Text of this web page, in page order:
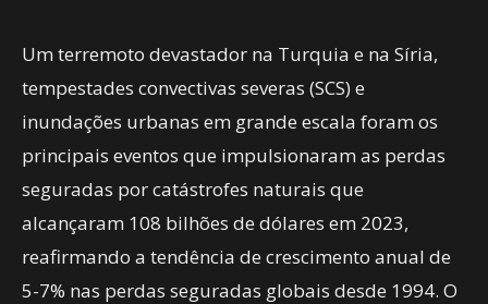
Um terremoto devastador na Turquia e na Síria,
tempestades convectivas severas (SCS) e
inundações urbanas em grande escala foram os
principais eventos que impulsionaram as perdas
seguradas por catástrofes naturais que
alcançaram 108 bilhões de dólares em 2023,
reafirmando a tendência de crescimento anual de
5-7% nas perdas seguradas globais desde 1994. O